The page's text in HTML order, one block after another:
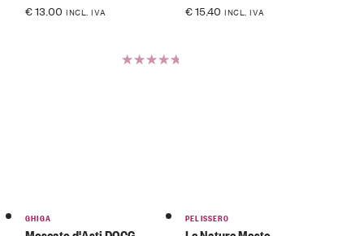
€13.00 INCL. IVA €15.40 INCL. IVA
GHIGA PELISSERO